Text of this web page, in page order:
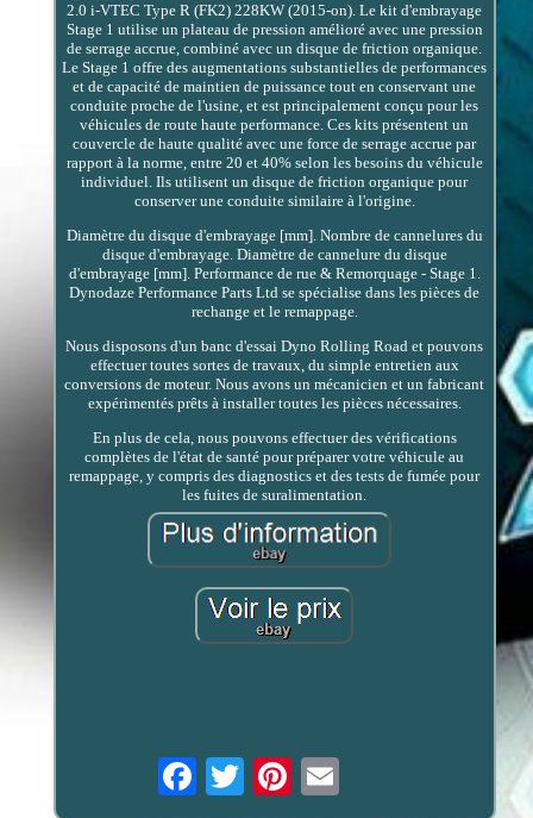
2.0 i-VTEC Type R (FK2) 228KW (2015-on). Le kit d'embrayage
Stage 1 utilise un plateau de pression amélioré avec une pression
de serrage accrue, combiné avec un disque de friction organique.
Le Stage 1 offre des augmentations substantielles de performances
et de capacité de maintien de puissance tout en conservant une
conduite proche de l'usine, et est principalement conçu pour les
véhicules de route haute performance. Ces kits présentent un
couvercle de haute qualité avec une force de serrage accrue par
rapport à la norme, entre 20 et 40% selon les besoins du véhicule
individuel. Ils utilisent un disque de friction organique pour
conserver une conduite similaire à l'origine.
Diamètre du disque d'embrayage [mm]. Nombre de cannelures du
disque d'embrayage. Diamètre de cannelure du disque
d'embrayage [mm]. Performance de rue & Remorquage - Stage 1.
Dynodaze Performance Parts Ltd se spécialise dans les pièces de
rechange et le remappage.
Nous disposons d'un banc d'essai Dyno Rolling Road et pouvons
effectuer toutes sortes de travaux, du simple entretien aux
conversions de moteur. Nous avons un mécanicien et un fabricant
expérimentés prêts à installer toutes les pièces nécessaires.
En plus de cela, nous pouvons effectuer des vérifications
complètes de l'état de santé pour préparer votre véhicule au
remappage, y compris des diagnostics et des tests de fumée pour
les fuites de suralimentation.
Email